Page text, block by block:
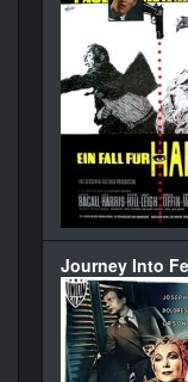
Journey Into